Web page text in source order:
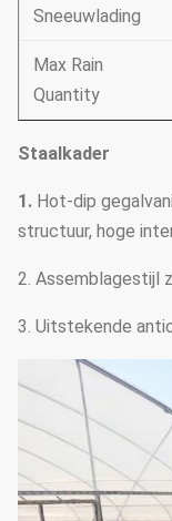
Sneeuwlading
Max Rain
Quantity
Staalkader
1. Hot-dip
structuur, hoge
2. Assemblagestijl
3. Uitstekende